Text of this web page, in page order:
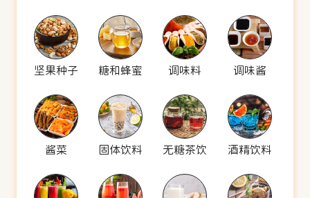
坚果种子 糖和蜂蜜 调味料 调味酱
酱菜 固体饮料 无糖茶饮 酒精饮料